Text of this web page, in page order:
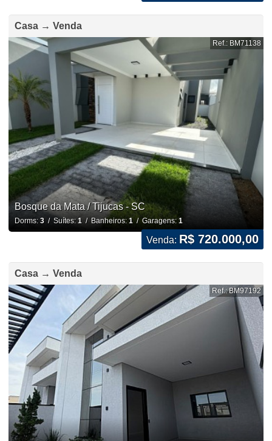
Casa → Venda
Ref.: BM71138
Bosque da Mata / Tijucas - SC
Dorms: 3/ Suítes: 1 / Banheiros: 1/ Garagens: 1
Venda: R$ 720.000,00
Casa → Venda
Ref.: BM97192